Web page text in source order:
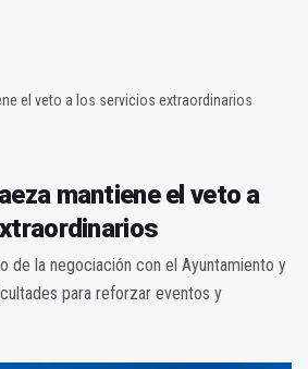
el veto a los servicios extraordinarios
mantiene el veto a
de la negociación con el Ayuntamiento y
para reforzar eventos y